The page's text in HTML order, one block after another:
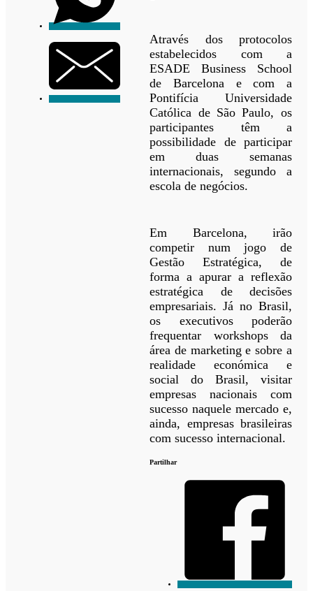
Através dos protocolos
estabelecidos com a
ESADE Business School
de Barcelona e com a
Pontifícia Universidade
Católica de São Paulo, os
participantes têm a
possibilidade de participar
em duas semanas
internacionais, segundo a
escola de negócios.
Em Barcelona, irão
competir num jogo de
Gestão Estratégica, de
forma a apurar a reflexão
estratégica de decisões
empresariais. Já no Brasil,
os executivos poderão
frequentar workshops da
área de marketing e sobre a
realidade económica e
social do Brasil, visitar
empresas nacionais com
sucesso naquele mercado e,
ainda, empresas brasileiras
com sucesso internacional.
Partilhar